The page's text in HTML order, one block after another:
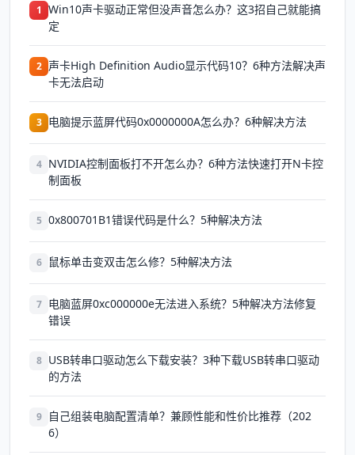
1 Win10声卡驱动正常但没声音怎么办？这3招自己就能搞
定
2 声卡High Definition Audio显示代码10？6种方法解决声
卡无法启动
3 电脑提示蓝屏代码0x0000000A怎么办？6种解决方法
4 NVIDIA控制面板打不开怎么办？6种方法快速打开N卡控
制面板
5 0x800701B1错误代码是什么？5种解决方法
6 鼠标单击变双击怎么修？5种解决方法
7 电脑蓝屏0xc000000e无法进入系统？5种解决方法修复
错误
8 USB转串口驱动怎么下载安装？3种下载USB转串口驱动
的方法
9
自己组装电脑配置清单？兼顾性能和性价比推荐（202
6）